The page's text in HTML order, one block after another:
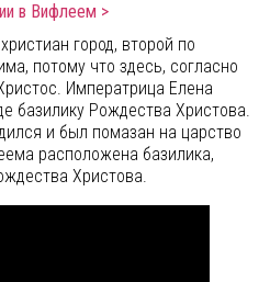
в Вифлеем >
город, второй по
потому что здесь, согласно
Императрица Елена
базилику Рождества Христова.
и был помазан на царство
расположена базилика,
Христова.